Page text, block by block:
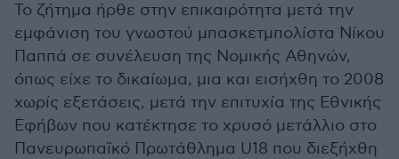
Το ζήτημα ήρθε στην επικαιρότητα μετά την
εμφάνιση του γνωστού μπασκετμπολίστα Νίκου
Παππά σε συνέλευση της Νομικής Αθηνών,
όπως είχε το δικαίωμα, μια και εισήχθη το 2008
χωρίς εξετάσεις, μετά την επιτυχία της Εθνικής
Εφήβων που κατέκτησε το χρυσό μετάλλιο στο
Πανευρωπαϊκό Πρωτάθλημα U18 που διεξήχθη